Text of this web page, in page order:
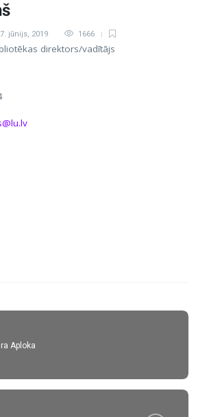
jūnijs, 2019 1666
direktors/vadītājs
Aploka